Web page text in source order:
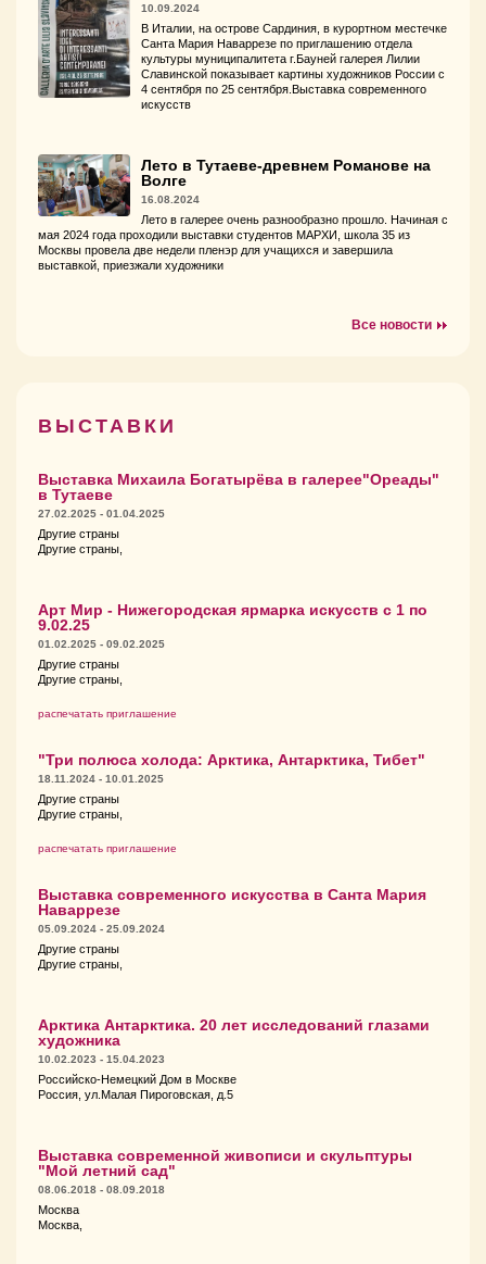
10.09.2024
В Италии, на острове Сардиния, в курортном местечке
Санта Мария Наваррезе по приглашению отдела
культуры муниципалитета г.Бауней галерея Лилии
Славинской показывает картины художников России с
4 сентября по 25 сентября.Выставка современного
искусств
Лето в Тутаеве-древнем Романове на
Волге
16.08.2024
Лето в галерее очень разнообразно прошло. Начиная с
мая 2024 года проходили выставки студентов МАРХИ, школа 35 из
Москвы провела две недели пленэр для учащихся и завершила
выставкой, приезжали художники
Все новости
ВЫСТАВКИ
Выставка Михаила Богатырёва в галерее"Ореады"
в Тутаеве
27.02.2025 - 01.04.2025
Другие страны
Другие страны,
Арт Мир - Нижегородская ярмарка искусств с 1 по
9.02.25
01.02.2025 - 09.02.2025
Другие страны
Другие страны,
распечатать приглашение
"Три полюса холода: Арктика, Антарктика, Тибет"
18.11.2024 - 10.01.2025
Другие страны
Другие страны,
распечатать приглашение
Выставка современного искусства в Санта Мария
Наваррезе
05.09.2024 - 25.09.2024
Другие страны
Другие страны,
Арктика Антарктика. 20 лет исследований глазами
художника
10.02.2023 - 15.04.2023
Российско-Немецкий Дом в Москве
Россия, ул.Малая Пироговская, д.5
Выставка современной живописи и скульптуры
"Мой летний сад"
08.06.2018 - 08.09.2018
Москва
Москва,